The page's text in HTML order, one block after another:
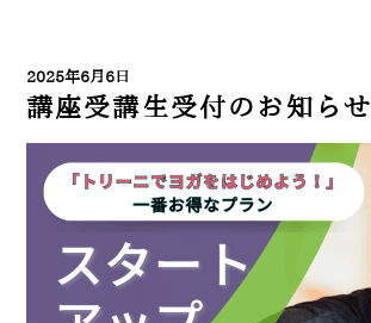
2025年6月6日
講座受講生受付のお知らせ